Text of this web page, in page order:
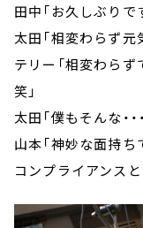
田中「お久しぶりで
太田「相変わらず元
テリー「相変わら
笑」
太田「僕もそんな・
山本「神妙な面持ち
コンプライアンスと